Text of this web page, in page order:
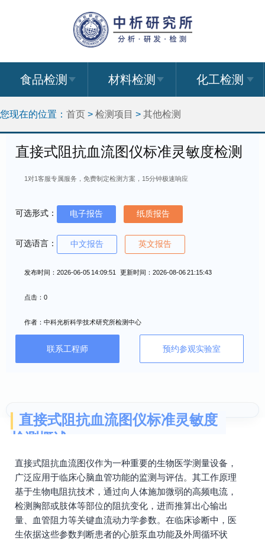
食品检测 材料检测 化工检测
您现在的位置： 首页 > 检测项目 > 其他检测
直接式阻抗血流图仪标准灵敏度检测
1对1客服专属服务，免费制定检测方案，15分钟极速响应
可选形式： 电子报告 纸质报告
可选语言： 中文报告 英文报告
发布时间：2026-06-05 14:09:51 更新时间：2026-08-06 21:15:43
点击：0
作者：中科光析科学技术研究所检测中心
联系工程师 预约参观实验室
直接式阻抗血流图仪标准灵敏度
检测概述
直接式阻抗血流图仪作为一种重要的生物医学测量设备，
广泛应用于临床心脑血管功能的监测与评估。其工作原理
基于生物电阻抗技术，通过向人体施加微弱的高频电流，
检测胸部或肢体等部位的阻抗变化，进而推算出心输出
量、血管阻力等关键血流动力学参数。在临床诊断中，医
生依据这些参数判断患者的心脏泵血功能及外周循环状